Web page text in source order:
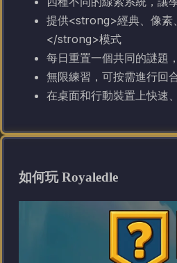
提供<strong>經典、像素
</strong>模式
每日重置一個共同的謎題
無限練習，可按需進行回
在桌面和行動裝置上快速
如何玩 Royaledle